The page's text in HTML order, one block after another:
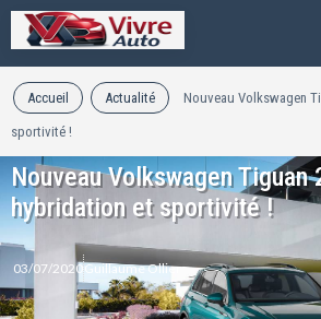
Accueil Actualité Nouveau Volkswagen
sportivité !
Nouveau Volkswagen Tiguan
hybridation et sportivité !
03/07/2020Guillaume Ollier